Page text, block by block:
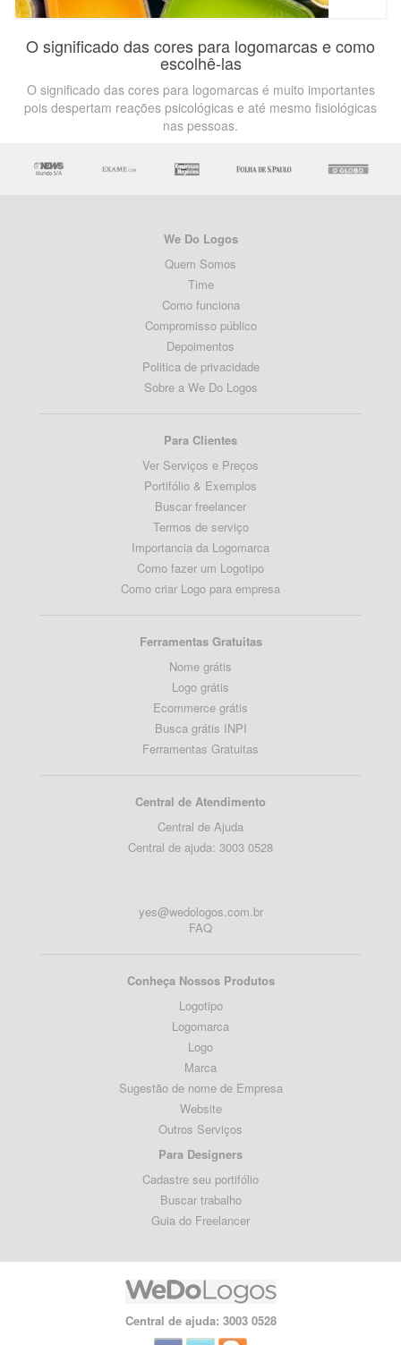
O significado das cores para logomarcas e como
escolhê-las
O significado das cores para logomarcas é muito importantes
pois despertam reações psicológicas e até mesmo fisiológicas
nas pessoas.
We Do Logos
Quem Somos
Time
Como funciona
Compromisso público
Depoimentos
Politica de privacidade
Sobre a We Do Logos
Para Clientes
Ver Serviços e Preços
Portifólio & Exemplos
Buscar freelancer
Termos de serviço
Importancia da Logomarca
Como fazer um Logotipo
Como criar Logo para empresa
Ferramentas Gratuitas
Nome grátis
Logo grátis
Ecommerce grátis
Busca grátis INPI
Ferramentas Gratuitas
Central de Atendimento
Central de Ajuda
Central de ajuda: 3003 0528
yes@wedologos.com.br
FAQ
Conheça Nossos Produtos
Logotipo
Logomarca
Logo
Marca
Sugestão de nome de Empresa
Website
Outros Serviços
Para Designers
Cadastre seu portifólio
Buscar trabalho
Guia do Freelancer
Central de ajuda: 3003 0528